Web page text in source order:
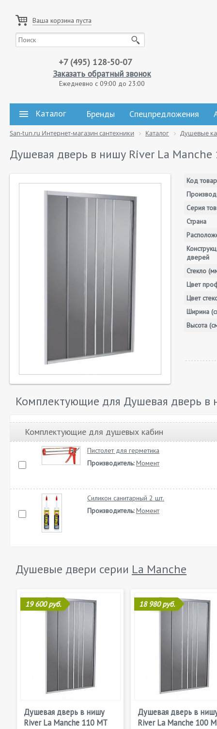
Ваша корзина пуста
+7 (495) 128-50-07
Заказать обратный звонок
Ежедневно с 09:00 до 23:00
Каталог Бренды Спецпредложения
San-tun.ru Интернет-магазин сантехники Каталог Душевые
Душевая дверь в нишу River La
Код
Серия
Страна
дверей
Стекло
Цвет
Цвет
Ширина
Высота
Комплектующие для Душевая дверь
Комплектующие для душевых кабин
Пистолет для герметика
Производитель: Момент
Силикон санитарный 2 шт.
Производитель: Момент
Душевые двери серии La Manche
19 600 руб.
Душевая дверь в нишу
River La Manche 110 МТ
18 980 руб.
Душевая дверь в
River La Manche 100